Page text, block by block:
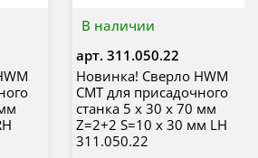
В наличии
арт. 311.050.22
Новинка! Сверло HWM
CMT для присадочного
станка 5 x 30 x 70 мм
Z=2+2 S=10 x 30 мм LH
311.050.22